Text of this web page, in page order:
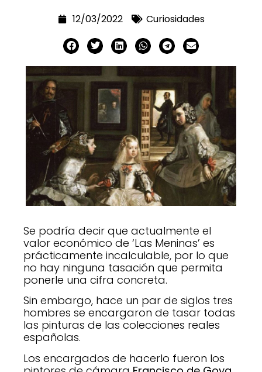
12/03/2022 Curiosidades
Se podría decir que actualmente el
valor económico de ‘Las Meninas’ es
prácticamente incalculable, por lo que
no hay ninguna tasación que permita
ponerle una cifra concreta.
Sin embargo, hace un par de siglos tres
hombres se encargaron de tasar todas
las pinturas de las colecciones reales
españolas.
Los encargados de hacerlo fueron los